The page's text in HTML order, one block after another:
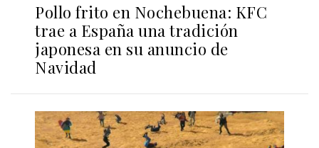
Pollo frito en Nochebuena: KFC
trae a España una tradición
japonesa en su anuncio de
Navidad